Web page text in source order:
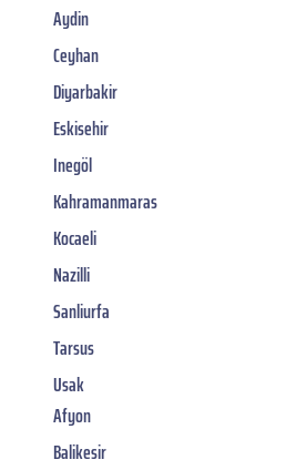
Aydin
Ceyhan
Diyarbakir
Eskisehir
Inegöl
Kahramanmaras
Kocaeli
Nazilli
Sanliurfa
Tarsus
Usak
Afyon
Balikesir